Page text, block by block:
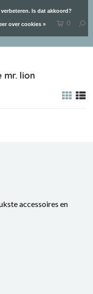
0
mr. lion
accessoires en
Is dat akkoord?
over cookies »